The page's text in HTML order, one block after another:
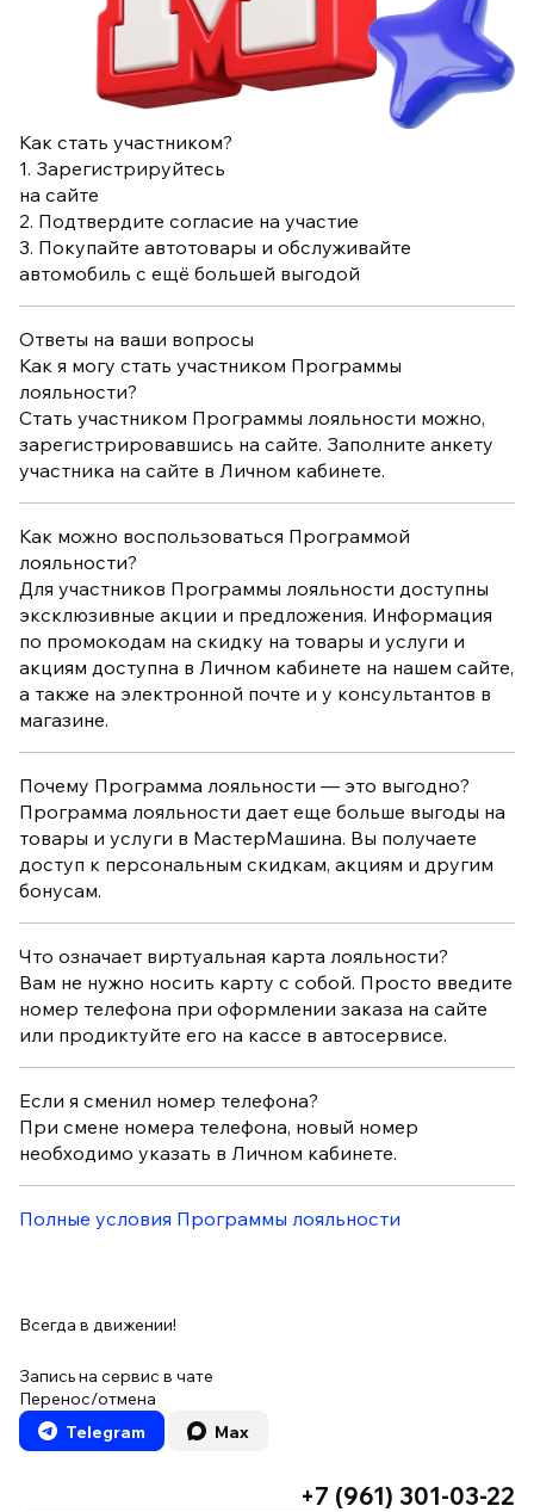
Как стать участником?
1. Зарегистрируйтесь
на сайте
2. Подтвердите согласие на участие
3. Покупайте автотовары и обслуживайте
автомобиль с ещё большей выгодой
Ответы на ваши вопросы
Как я могу стать участником Программы
лояльности?
Стать участником Программы лояльности можно,
зарегистрировавшись на сайте. Заполните анкету
участника на сайте в Личном кабинете.
Как можно воспользоваться Программой
лояльности?
Для участников Программы лояльности доступны
эксклюзивные акции и предложения. Информация
по промокодам на скидку на товары и услуги и
акциям доступна в Личном кабинете на нашем сайте,
а также на электронной почте и у консультантов в
магазине.
Почему Программа лояльности — это выгодно?
Программа лояльности дает еще больше выгоды на
товары и услуги в МастерМашина. Вы получаете
доступ к персональным скидкам, акциям и другим
бонусам.
Что означает виртуальная карта лояльности?
Вам не нужно носить карту с собой. Просто введите
номер телефона при оформлении заказа на сайте
или продиктуйте его на кассе в автосервисе.
Если я сменил номер телефона?
При смене номера телефона, новый номер
необходимо указать в Личном кабинете.
Полные условия Программы лояльности
Всегда в движении!
Запись на сервис в чате
Перенос/отмена
Telegram
Max
+7 (961) 301-03-22